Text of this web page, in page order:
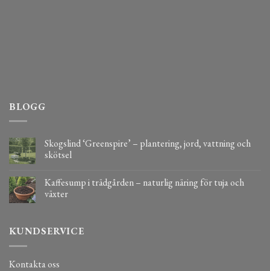
BLOGG
Skogslind ‘Greenspire’ – plantering, jord, vattning och
skötsel
Kaffesump i trädgården – naturlig näring för tuja och
växter
KUNDSERVICE
Kontakta oss